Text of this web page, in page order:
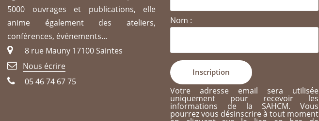
5000 ouvrages et publications, elle
anime également des ateliers,
conférences, événements...
8 rue Mauny 17100 Saintes
Nous écrire
05 46 74 67 75
Nom :
Votre adresse email sera utilisée
uniquement pour recevoir les
informations de la SAHCM. Vous
pourrez vous désinscrire à tout moment